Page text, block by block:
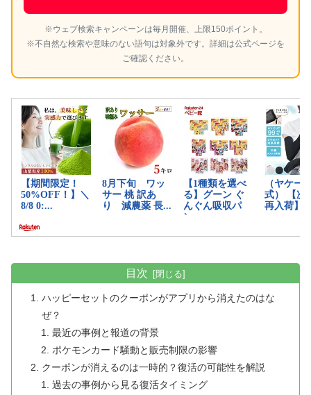
※ウェブ検索キャンペーンは毎月開催、上限150ポイント。
※不自然な検索や意味のない語句は対象外です。詳細は公式ページを
ご確認ください。
目次
ハッピーセットのクーポンがアプリから消えたのはな
ぜ？
最近の事例と報道の背景
ポケモンカード騒動と販売制限の影響
クーポンが消えるのは一時的？復活の可能性を解説
過去の事例から見る復活タイミング